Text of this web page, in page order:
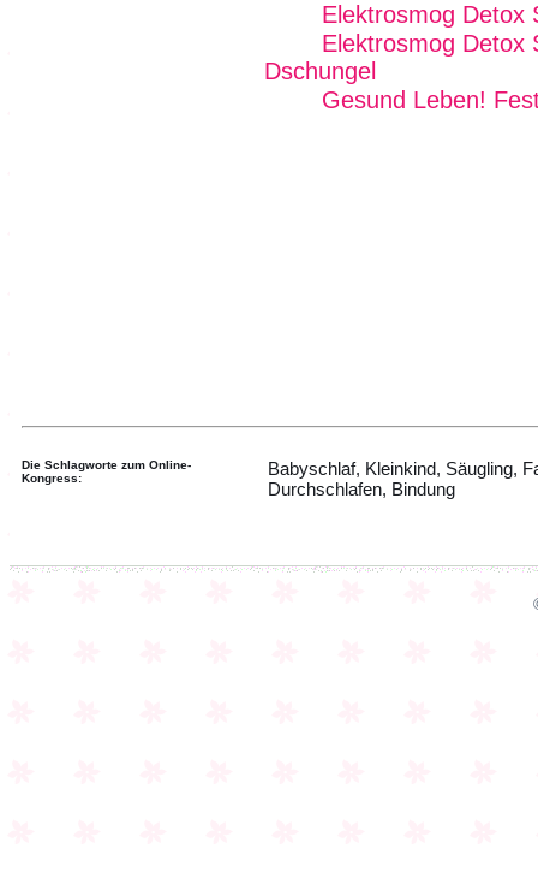
Elektrosmog Detox
Elektrosmog Detox
Dschungel
Gesund Leben!
Die Schlagworte zum Online-
Kongress:
Babyschlaf, Kleinkind, Säugling,
Durchschlafen, Bindung